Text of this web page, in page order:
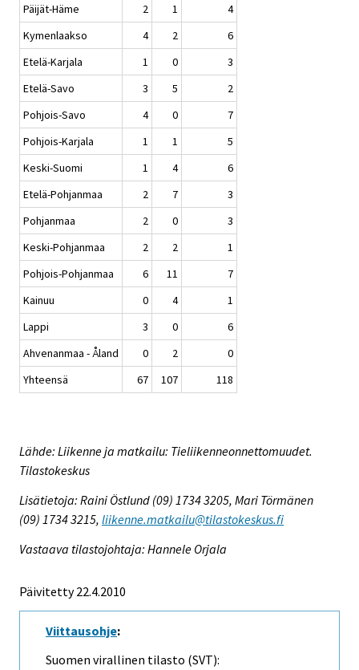
Päijät-Häme
2 1
4
Kymenlaakso
4 2
6
Etelä-Karjala
1 0
3
Etelä-Savo
3 5
2
Pohjois-Savo
4 0
7
Pohjois-Karjala
1 1
5
Keski-Suomi
1 4
6
Etelä-Pohjanmaa
2 7
3
Pohjanmaa
2 0
3
Keski-Pohjanmaa
2 2
1
Pohjois-Pohjanmaa
6 11
7
Kainuu
0 4
1
Lappi
3 0
6
Ahvenanmaa - Åland
0 2
0
Yhteensä
67 107 118
Lähde: Liikenne ja matkailu: Tieliikenneonnettomuudet.
Tilastokeskus
Lisätietoja: Raini Östlund (09) 1734 3205, Mari Törmänen
(09) 1734 3215, liikenne.matkailu@tilastokeskus.fi
Vastaava tilastojohtaja: Hannele Orjala
Päivitetty 22.4.2010
Viittausohje:
Suomen virallinen tilasto (SVT):